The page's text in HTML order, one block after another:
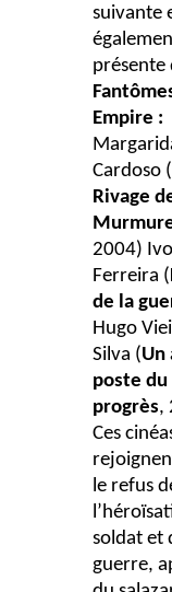
suivante
présente
Empire :
Cardoso (
Rivage
2004)
Ferreira (
de la
Hugo
Silva (Un
poste du
progrès,
Ces
le refus
soldat et
guerre,